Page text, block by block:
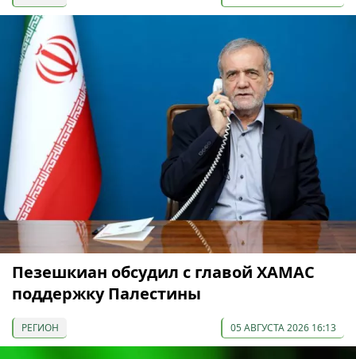
Пезешкиан обсудил с главой ХАМАС
поддержку Палестины
РЕГИОН 05 АВГУСТА 2026 16:13